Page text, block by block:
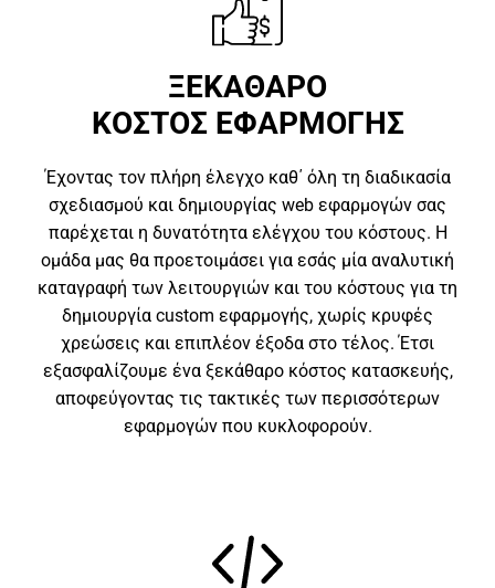
ΞΕΚΑΘΑΡΟ
ΚΟΣΤΟΣ ΕΦΑΡΜΟΓΗΣ
Έχοντας τον πλήρη έλεγχο καθ΄ όλη τη διαδικασία
σχεδιασμού και δημιουργίας web εφαρμογών σας
παρέχεται η δυνατότητα ελέγχου του κόστους. Η
ομάδα μας θα προετοιμάσει για εσάς μία αναλυτική
καταγραφή των λειτουργιών και του κόστους για τη
δημιουργία custom εφαρμογής, χωρίς κρυφές
χρεώσεις και επιπλέον έξοδα στο τέλος. Έτσι
εξασφαλίζουμε ένα ξεκάθαρο κόστος κατασκευής,
αποφεύγοντας τις τακτικές των περισσότερων
εφαρμογών που κυκλοφορούν.